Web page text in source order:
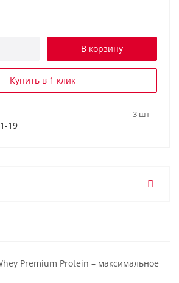
В корзину
Купить в 1 клик
19
3 шт
Premium Protein – максимальное